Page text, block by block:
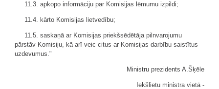
11.3. apkopo informāciju par Komisijas lēmumu izpildi;
11.4. kārto Komisijas lietvedību;
11.5. saskaņā ar Komisijas priekšsēdētāja pilnvarojumu
pārstāv Komisiju, kā arī veic citus ar Komisijas darbību saistītus
uzdevumus."
Ministru prezidents A.Šķēle
Iekšlietu ministra vietā -